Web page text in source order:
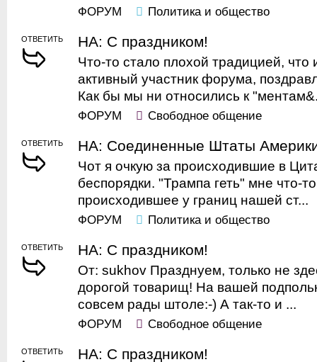
ФОРУМ Политика и общество
ОТВЕТИТЬ НА: С праздником!
Что-то стало плохой традицией,
активный участник форума,
Как бы мы ни относились к
ФОРУМ Свободное общение
ОТВЕТИТЬ НА: Соединенные Штаты
Чот я очкую за происходившие в
беспорядки. "Трампа геть" мне что-
происходившее у границ нашей ст...
ФОРУМ Политика и общество
ОТВЕТИТЬ НА: С праздником!
От: sukhov Празднуем, только не
дорогой товарищ! На вашей
совсем рады штоле:-) А так-то и ...
ФОРУМ Свободное общение
ОТВЕТИТЬ НА: С праздником!